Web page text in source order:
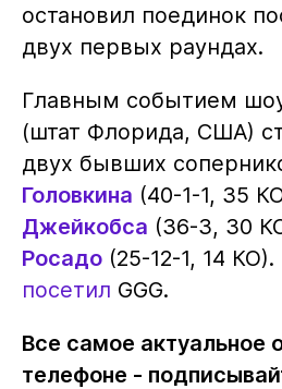
остановил поединок
двух первых раундах.
Главным событием
(штат Флорида, США)
двух бывших
Головкина (40-1-1, 35
Джейкобса (36-3, 30
Росадо(25-12-1, 14
посетил GGG.
Все самое актуальное
телефоне -